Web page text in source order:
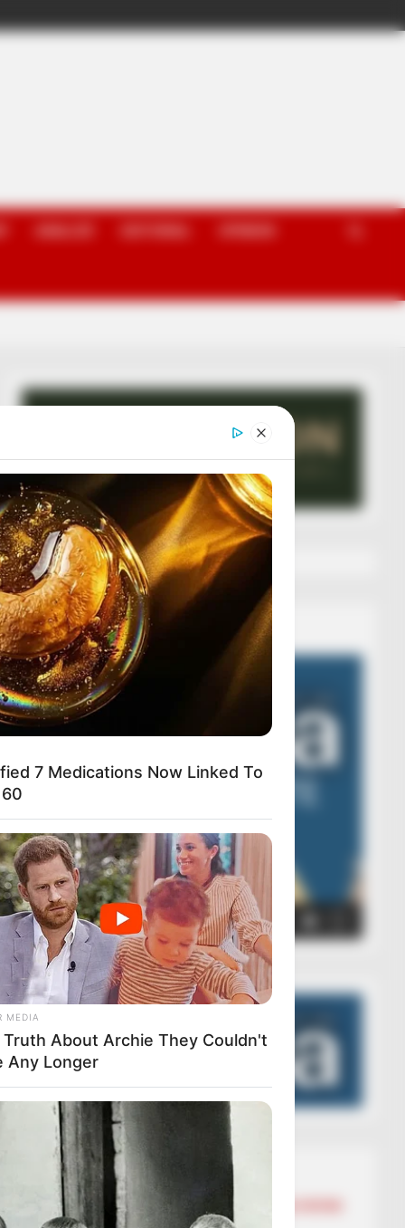
Veza AIBA
Video
Player
00:00 00:05
Lajmet më të lexuara
BALLINA BALLINA STATIKE
FUTBOLL BOTA
LA LIGA
7 Medications Now Linked To
MEDIA
Truth About Archie They Couldn't
Any Longer